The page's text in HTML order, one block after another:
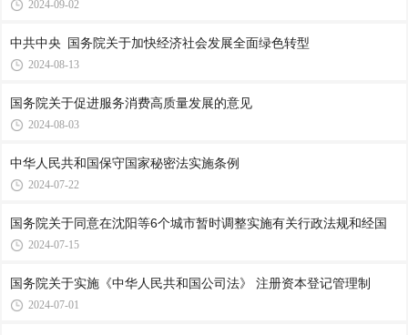
2024-09-02
中共中央 国务院关于加快经济社会发展全面绿色转型
2024-08-13
国务院关于促进服务消费高质量发展的意见
2024-08-03
中华人民共和国保守国家秘密法实施条例
2024-07-22
国务院关于同意在沈阳等6个城市暂时调整实施有关行政法规和经国
2024-07-15
国务院关于实施《中华人民共和国公司法》 注册资本登记管理制
2024-07-01